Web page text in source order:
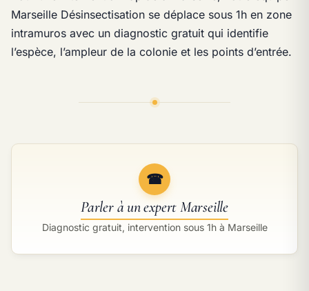
Marseille Désinsectisation se déplace sous 1h en zone
intramuros avec un diagnostic gratuit qui identifie
l’espèce, l’ampleur de la colonie et les points d’entrée.
☎
Parler à un expert Marseille
Diagnostic gratuit, intervention sous 1h à Marseille